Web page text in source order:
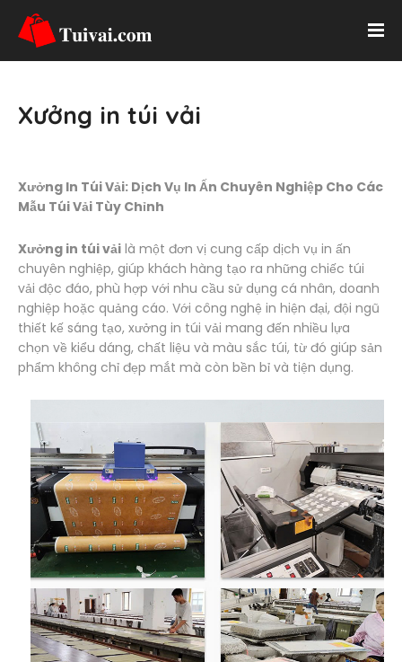
Xưởng in túi vải
Xưởng In Túi Vải: Dịch Vụ In Ấn Chuyên Nghiệp Cho Các
Mẫu Túi Vải Tùy Chỉnh
Xưởng in túi vải là một đơn vị cung cấp dịch vụ in ấn
chuyên nghiệp, giúp khách hàng tạo ra những chiếc túi
vải độc đáo, phù hợp với nhu cầu sử dụng cá nhân, doanh
nghiệp hoặc quảng cáo. Với công nghệ in hiện đại, đội ngũ
thiết kế sáng tạo, xưởng in túi vải mang đến nhiều lựa
chọn về kiểu dáng, chất liệu và màu sắc túi, từ đó giúp sản
phẩm không chỉ đẹp mắt mà còn bền bỉ và tiện dụng.